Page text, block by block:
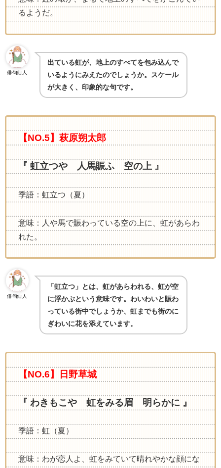
るようだ。
俳句仙人
出ている虹が、地上のすべてを包み込んで
いるようにみえたのでしょうか。スケール
が大きく、印象的な句です。
【NO.5】萩原朔太郎
『 虹立つや 人馬賑ふ 空の上 』
季語：虹立つ（夏）
意味：人や馬で賑わっている空の上に、虹があらわ
れた。
俳句仙人
「虹立つ」とは、虹があらわれる、虹が空
に浮かぶという意味です。わいわいと賑わ
っている街中でしょうか、虹までも街のに
ぎわいに花を添えています。
【NO.6】日野草城
『 わきもこや 虹をみる眉 明らかに 』
季語：虹（夏）
意味：わが恋人よ、虹をみていて晴れやかな顔にな